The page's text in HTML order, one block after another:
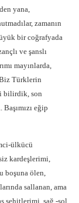
yana,
zamanın
bir coğrafyada
ve şanslı
mayınlarda,
Türklerin
bilirdik, son
eğip
ülkücü
kardeşlerimi,
boşuna ölen,
sallanan, ama
şehitlerimi, sağ -sol